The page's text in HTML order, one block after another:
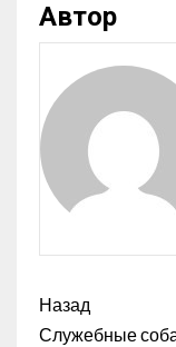
Автор
Назад
Служебные